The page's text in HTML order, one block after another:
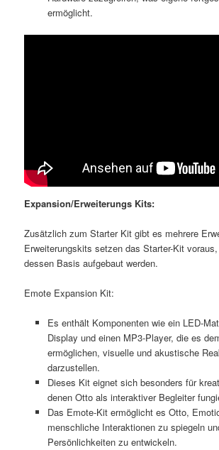
ermöglicht.
Expansion/Erweiterungs Kits:
Zusätzlich zum Starter Kit gibt es mehrere
Erweiterungskits setzen das Starter-Kit
dessen Basis aufgebaut werden.
Emote Expansion Kit:
Es enthält Komponenten wie ein LED-
Display und einen MP3-Player, die es
ermöglichen, visuelle und akustische
darzustellen.
Dieses Kit eignet sich besonders für
denen Otto als interaktiver Begleiter
Das Emote-Kit ermöglicht es Otto,
menschliche Interaktionen zu spiegeln
Persönlichkeiten zu entwickeln.